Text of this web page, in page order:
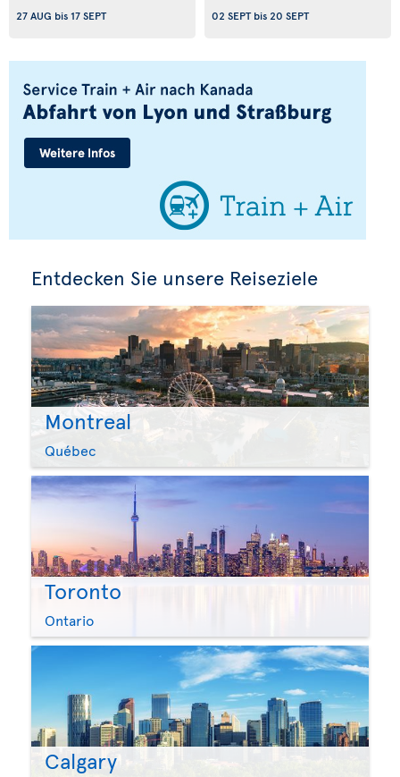
27 AUG bis 17 SEPT
02 SEPTbis20 SEPT
Entdecken Sie unsere Reiseziele
Montreal
Québec
Toronto
Ontario
Calgary